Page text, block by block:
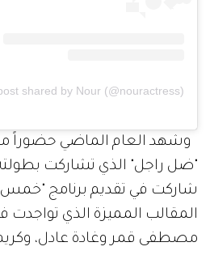
shared by Nour (@nouractress)
وشهد العام الماضي حضوراً
"ضل راجل" الذي تشاركت
شاركت في تقديم برنامج "خمس
المقالب المميزة الذي تواجدت
مصطفى قمر وغادة عادل،